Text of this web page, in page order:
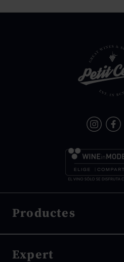
Productes
Vi blanc
Expert